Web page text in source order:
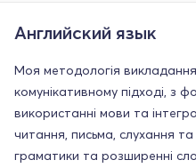
Английский язык
Моя методологія
комунікативному підході, з
використанні мови та
читання, письма, слухання
граматики та розширенні